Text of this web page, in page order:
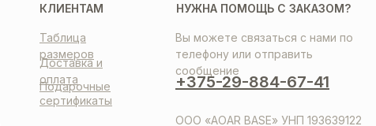
КЛИЕНТАМ
Таблица
размеров
Доставка и
оплата
Подарочные
сертификаты
НУЖНА ПОМОЩЬ С ЗАКАЗОМ?
Вы можете связаться с нами по
телефону или отправить
сообщение
+375-29-884-67-41
ООО «AOAR BASE» УНП 193639122